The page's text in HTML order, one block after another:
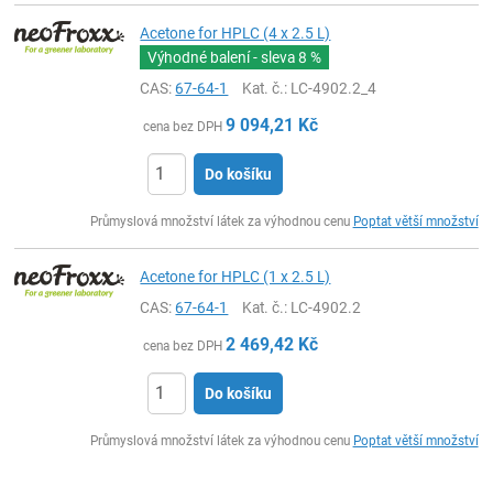
Acetone for HPLC (4 x 2.5 L)
Výhodné balení - sleva8 %
CAS:67-64-1 Kat. č.: LC-4902.2_4
cena bez DPH 9 094,21 Kč
Do košíku
Průmyslová množství látek za výhodnou cenu Poptat větší množství
Acetone for HPLC (1 x 2.5 L)
CAS:67-64-1 Kat. č.: LC-4902.2
cena bez DPH 2 469,42 Kč
Do košíku
Průmyslová množství látek za výhodnou cenu Poptat větší množství